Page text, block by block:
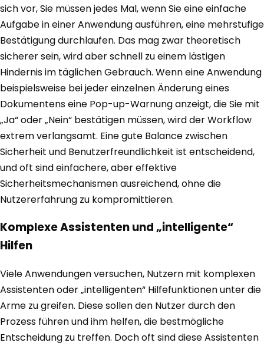
sich vor, Sie müssen jedes Mal, wenn Sie eine einfache
Aufgabe in einer Anwendung ausführen, eine mehrstufige
Bestätigung durchlaufen. Das mag zwar theoretisch
sicherer sein, wird aber schnell zu einem lästigen
Hindernis im täglichen Gebrauch. Wenn eine Anwendung
beispielsweise bei jeder einzelnen Änderung eines
Dokumentens eine Pop-up-Warnung anzeigt, die Sie mit
„Ja“ oder „Nein“ bestätigen müssen, wird der Workflow
extrem verlangsamt. Eine gute Balance zwischen
Sicherheit und Benutzerfreundlichkeit ist entscheidend,
und oft sind einfachere, aber effektive
Sicherheitsmechanismen ausreichend, ohne die
Nutzererfahrung zu kompromittieren.
Komplexe Assistenten und „intelligente“
Hilfen
Viele Anwendungen versuchen, Nutzern mit komplexen
Assistenten oder „intelligenten“ Hilfefunktionen unter die
Arme zu greifen. Diese sollen den Nutzer durch den
Prozess führen und ihm helfen, die bestmögliche
Entscheidung zu treffen. Doch oft sind diese Assistenten